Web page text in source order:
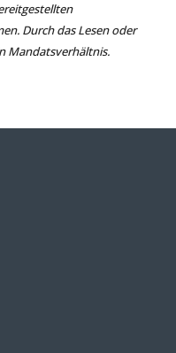
Durch das Lesen oder
Mandatsverhältnis.